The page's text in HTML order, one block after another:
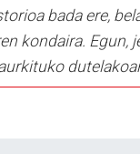
bada ere,
kondaira. Egun,